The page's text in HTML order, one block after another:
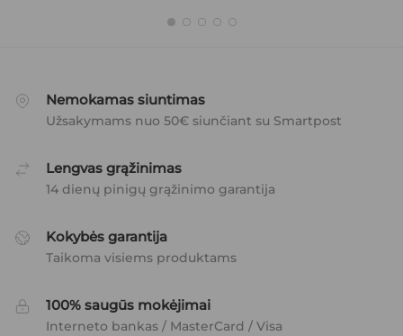
Nemokamas siuntimas
Užsakymams nuo 50€ siunčiant su Smartpost
Lengvas grąžinimas
14 dienų pinigų grąžinimo garantija
Kokybės garantija
Taikoma visiems produktams
100% saugūs mokėjimai
Interneto bankas / MasterCard / Visa